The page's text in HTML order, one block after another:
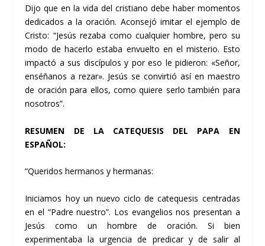
Dijo que en la vida del cristiano debe haber momentos
dedicados a la oración. Aconsejó imitar el ejemplo de
Cristo: “Jesús rezaba como cualquier hombre, pero su
modo de hacerlo estaba envuelto en el misterio. Esto
impactó a sus discípulos y por eso le pidieron: «Señor,
enséñanos a rezar». Jesús se convirtió así en maestro
de oración para ellos, como quiere serlo también para
nosotros”.
RESUMEN DE LA CATEQUESIS DEL PAPA EN
ESPAÑOL:
“Queridos hermanos y hermanas:
Iniciamos hoy un nuevo ciclo de catequesis centradas
en el “Padre nuestro”. Los evangelios nos presentan a
Jesús como un hombre de oración. Si bien
experimentaba la urgencia de predicar y de salir al